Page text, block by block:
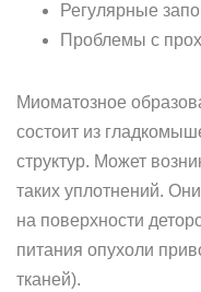
Регулярные
Проблемы с
Миоматозное
состоит из
структур. Может
таких уплотнений.
на поверхности
питания опухоли
тканей).